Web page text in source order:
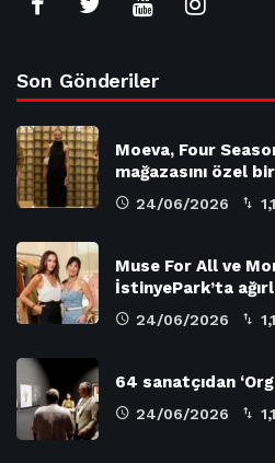
Son Gönderiler
Moeva, Four
mağazasını özel
24/06/2026
Muse For All ve
İstinyePark’ta
24/06/2026
64 sanatçıdan
24/06/2026